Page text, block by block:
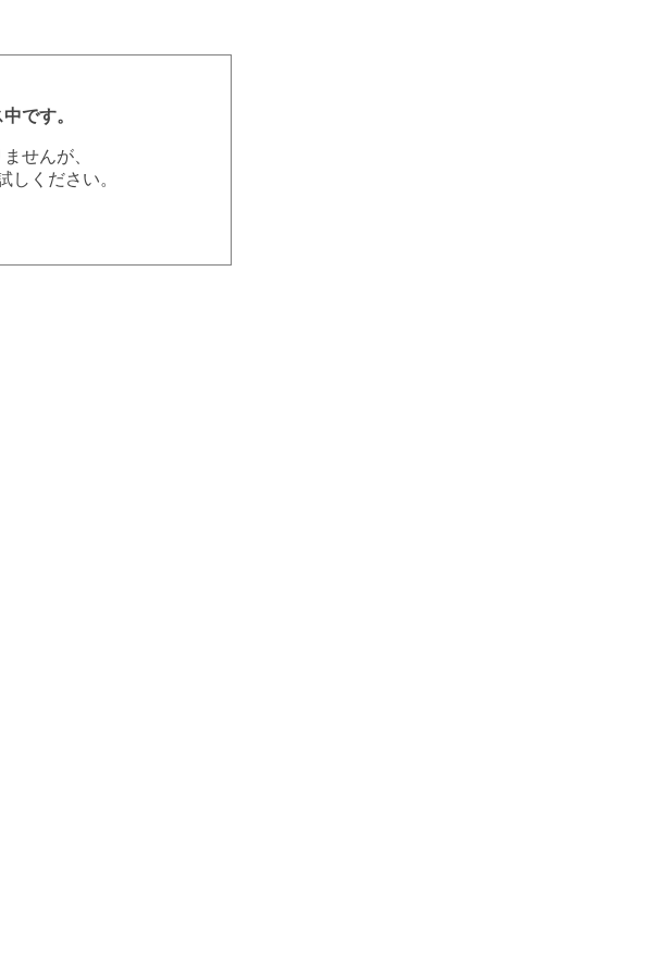
です。
せんが、
しください。